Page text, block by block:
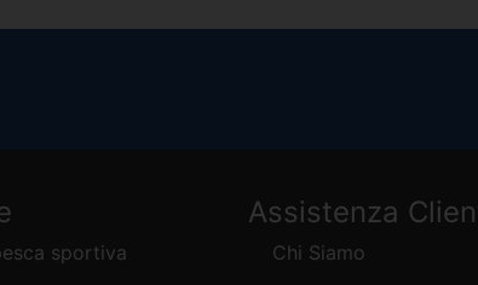
sportiva
Assistenza
Chi Siamo